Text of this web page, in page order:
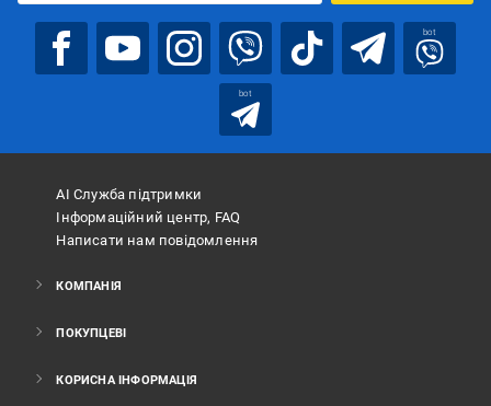
bot
bot
АІ Служба підтримки
Інформаційний центр, FAQ
Написати нам повідомлення
КОМПАНІЯ
ПОКУПЦЕВІ
КОРИСНА ІНФОРМАЦІЯ